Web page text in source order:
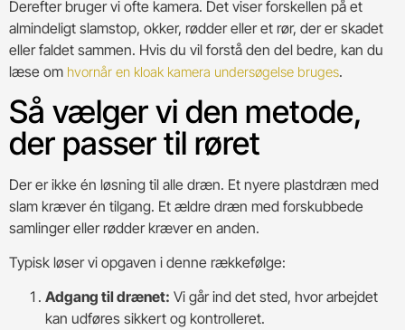
Derefter bruger vi ofte kamera. Det viser forskellen på et
almindeligt slamstop, okker, rødder eller et rør, der er skadet
eller faldet sammen. Hvis du vil forstå den del bedre, kan du
læse om hvornår en kloak kamera undersøgelse bruges.
Så vælger vi den metode,
der passer til røret
Der er ikke én løsning til alle dræn. Et nyere plastdræn med
slam kræver én tilgang. Et ældre dræn med forskubbede
samlinger eller rødder kræver en anden.
Typisk løser vi opgaven i denne rækkefølge:
Adgang til drænet: Vi går ind det sted, hvor arbejdet
kan udføres sikkert og kontrolleret.